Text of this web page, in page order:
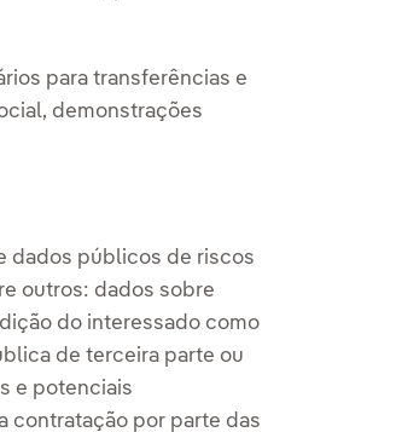
para transferências e
demonstrações
dados públicos de riscos
outros: dados sobre
do interessado como
de terceira parte ou
e potenciais
contratação por parte das